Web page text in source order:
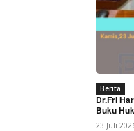
Berita
Dr.Fri
Buku
23 Juli